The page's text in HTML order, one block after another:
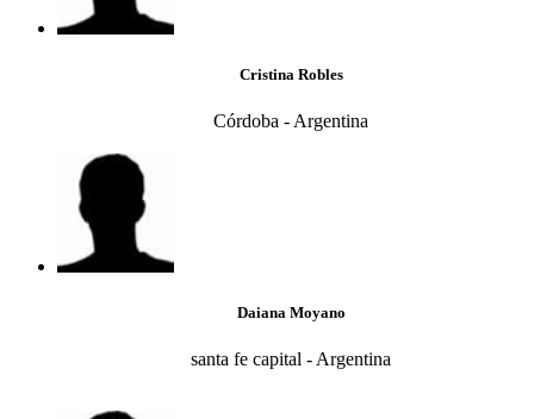
Cristina Robles
Córdoba - Argentina
Daiana Moyano
santa fe capital - Argentina